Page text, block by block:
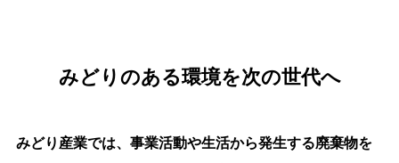
みどりのある環境を次の世代へ
みどり産業では、事業活動や生活から発生する廃棄物を